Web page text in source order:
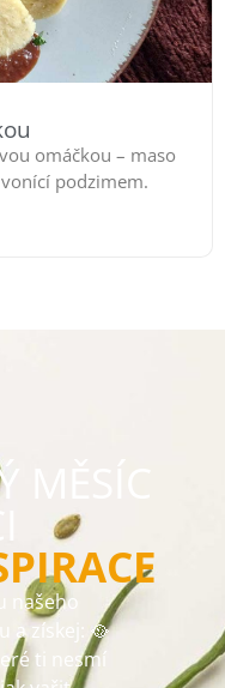
omáčkou – maso
podzimem.
MĚSÍC
našeho
a získej: 🥘
ti nesmí